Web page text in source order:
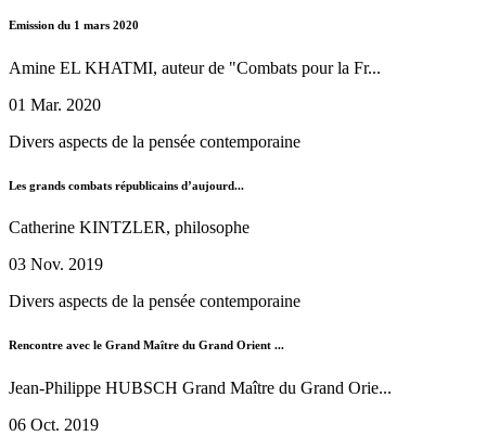
Emission du 1 mars 2020
Amine EL KHATMI, auteur de "Combats pour la Fr...
01 Mar. 2020
Divers aspects de la pensée contemporaine
Les grands combats républicains d’aujourd...
Catherine KINTZLER, philosophe
03 Nov. 2019
Divers aspects de la pensée contemporaine
Rencontre avec le Grand Maître du Grand Orient ...
Jean-Philippe HUBSCH Grand Maître du Grand Orie...
06 Oct. 2019